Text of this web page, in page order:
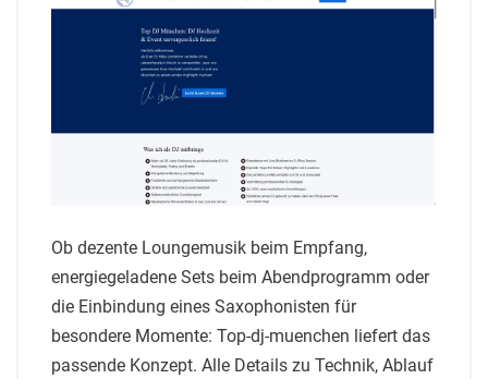
Ob dezente Loungemusik beim Empfang,
energiegeladene Sets beim Abendprogramm oder
die Einbindung eines Saxophonisten für
besondere Momente: Top-dj-muenchen liefert das
passende Konzept. Alle Details zu Technik, Ablauf